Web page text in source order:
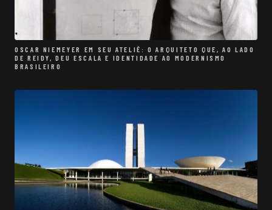
OSCAR NIEMEYER EM SEU ATELIÊ: O ARQUITETO QUE, AO LADO
DE REIDY, DEU ESCALA E IDENTIDADE AO MODERNISMO
BRASILEIRO